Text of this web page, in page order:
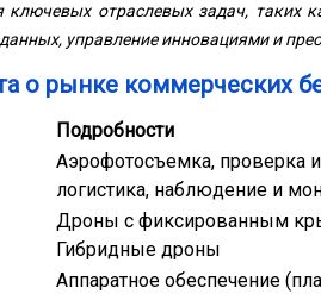
ключевых отраслевых задач, таких
управление инновациями и
о рынке коммерческих
Подробности
Аэрофотосъемка, проверка и
логистика, наблюдение и
Дроны с фиксированным
Гибридные дроны
Аппаратное обеспечение